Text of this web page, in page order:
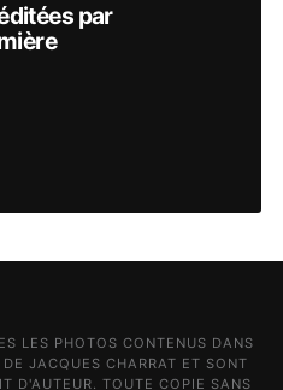
par
LES PHOTOS CONTENUS DANS
JACQUES CHARRAT ET SONT
D'AUTEUR. TOUTE COPIE SANS